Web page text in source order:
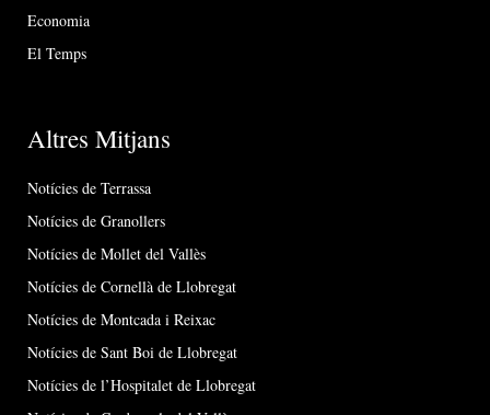
Economia
El Temps
Altres Mitjans
Notícies de Terrassa
Notícies de Granollers
Notícies de Mollet del Vallès
Notícies de Cornellà de Llobregat
Notícies de Montcada i Reixac
Notícies de Sant Boi de Llobregat
Notícies de l’Hospitalet de Llobregat